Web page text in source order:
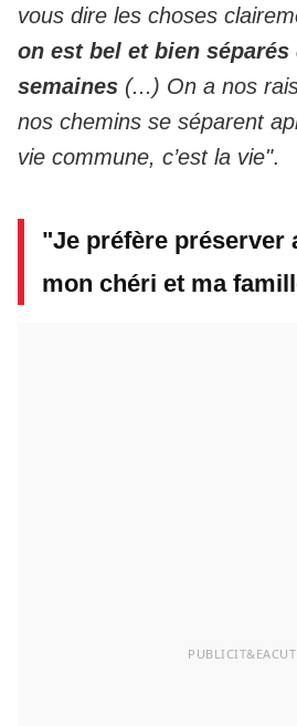
vous dire les choses
on est bel et bien séparés
semaines (...) On a nos
nos chemins se séparent
vie commune, c’est la vie".
"Je préfère préserver
mon chéri et ma